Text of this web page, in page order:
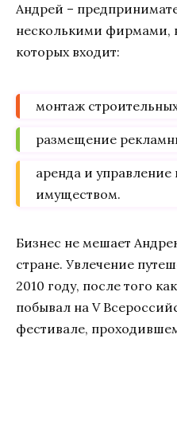
Андрей –
несколькими фирмами,
которых входит:
монтаж
размещение
аренда и
имуществом.
Бизнес не мешает
стране. Увлечение
2010 году, после того
побывал на V
фестивале,